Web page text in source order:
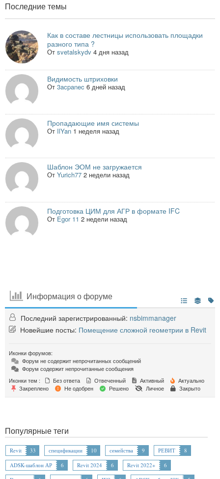
Последние темы
Как в составе лестницы использовать площадки
разного типа ?
Отsvetalskydv 4 дня назад
Видимость штриховки
От3acpanec 6 дней назад
Пропадающие имя системы
От IlYan 1 неделя назад
Шаблон ЭОМ не загружается
ОтYurich77 2 недели назад
Подготовка ЦИМ для АГР в формате IFC
От Egor 11 2 недели назад
Информация о форуме
Последний зарегистрированный: nsbimmanager
Новейшие посты: Помещение сложной геометрии в Revit
Иконки форумов:
Форум не содержит непрочитанных сообщений
Форум содержит непрочитанные сообщения
Иконки тем :
Без ответа Отвеченный Активный
Актуально
Закреплено
Не одобрен Решено Личное Закрыто
Популярные теги
Revit 33 спецификации 10 семейства 9 РЕВИТ
8
ADSK-шаблон АР
6 Revit 2024 6 Revit 2022+
6